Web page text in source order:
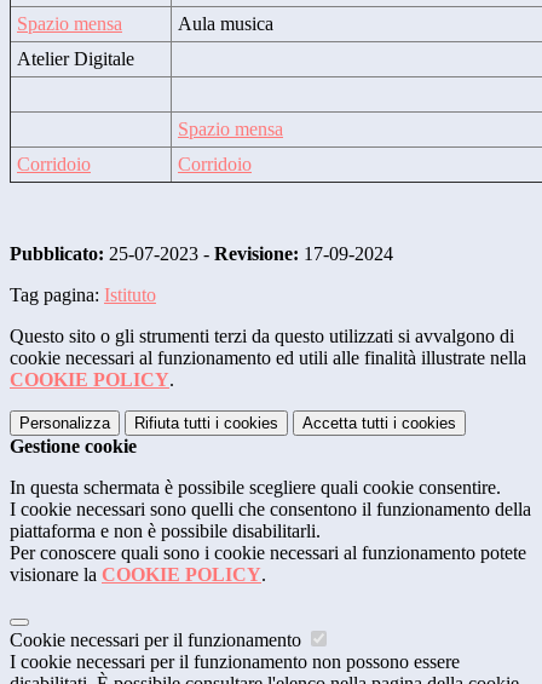
Spazio mensa
Aula musica
Atelier Digitale
Spazio mensa
Corridoio
Corridoio
Pubblicato: 25-07-2023 - Revisione: 17-09-2024
Tag pagina: Istituto
Questo sito o gli strumenti terzi da questo utilizzati si avvalgono di
cookie necessari al funzionamento ed utili alle finalità illustrate nella
COOKIE POLICY.
Personalizza Rifiuta tutti i cookies Accetta tutti i cookies
Gestione cookie
In questa schermata è possibile scegliere quali cookie consentire.
I cookie necessari sono quelli che consentono il funzionamento della
piattaforma e non è possibile disabilitarli.
Per conoscere quali sono i cookie necessari al funzionamento potete
visionare la COOKIE POLICY.
Cookie necessari per il funzionamento
I cookie necessari per il funzionamento non possono essere